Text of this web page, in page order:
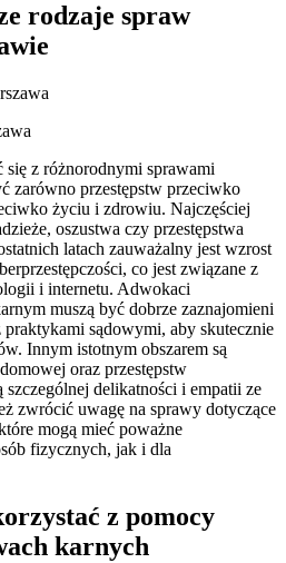
rodzaje spraw
się z różnorodnymi sprawami
zarówno przestępstw przeciwko
życiu i zdrowiu. Najczęściej
oszustwa czy przestępstwa
latach zauważalny jest wzrost
co jest związane z
i internetu. Adwokaci
muszą być dobrze zaznajomieni
sądowymi, aby skutecznie
Innym istotnym obszarem są
oraz przestępstw
delikatności i empatii ze
zwrócić uwagę na sprawy dotyczące
mogą mieć poważne
fizycznych, jak i dla
z pomocy
karnych